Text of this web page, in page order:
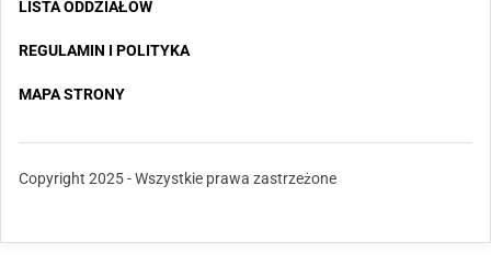
LISTA ODDZIAŁÓW
REGULAMIN I POLITYKA
MAPA STRONY
Copyright 2025 - Wszystkie prawa zastrzeżone